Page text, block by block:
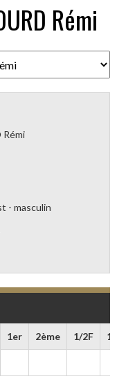
Rémi
Rémi
- masculin
1er 2ème 1/2F